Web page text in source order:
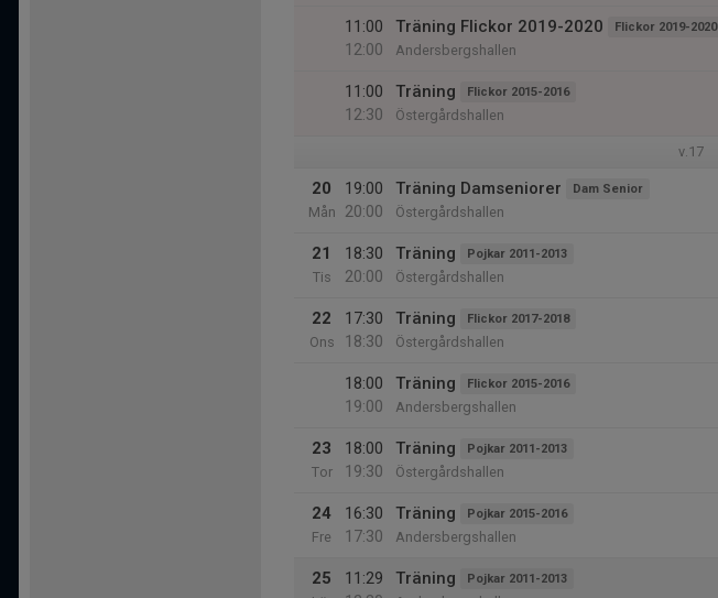
11:00
12:00
Träning Flickor 2019-2020 Flickor 2019-2020
Andersbergshallen
11:00
12:30
Träning Flickor 2015-2016
Östergårdshallen
v.17
20
Mån
19:00
20:00
Träning Damseniorer Dam Senior
Östergårdshallen
21
Tis
18:30
20:00
Träning Pojkar 2011-2013
Östergårdshallen
22
Ons
17:30
18:30
Träning Flickor 2017-2018
Östergårdshallen
18:00
19:00
Träning Flickor 2015-2016
Andersbergshallen
23
Tor
18:00
19:30
Träning Pojkar 2011-2013
Östergårdshallen
24
Fre
16:30
17:30
Träning Pojkar 2015-2016
Andersbergshallen
25
11:29
Träning Pojkar 2011-2013